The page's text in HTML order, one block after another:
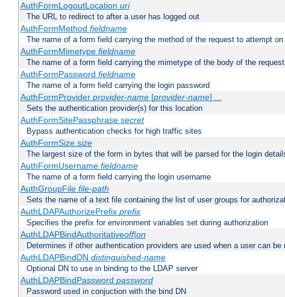
AuthFormLogoutLocation uri
The URL to redirect to after a user has logged out
AuthFormMethod fieldname
The name of a form field carrying the method of the request to attempt
AuthFormMimetype fieldname
The name of a form field carrying the mimetype of the body of the
AuthFormPassword fieldname
The name of a form field carrying the login password
AuthFormProvider provider-name[provider-name] ...
Sets the authentication provider(s) for this location
AuthFormSitePassphrase secret
Bypass authentication checks for high traffic sites
AuthFormSize size
The largest size of the form in bytes that will be parsed for the login
AuthFormUsername fieldname
The name of a form field carrying the login username
AuthGroupFile file-path
Sets the name of a text file containing the list of user groups for
AuthLDAPAuthorizePrefix prefix
Specifies the prefix for environment variables set during authorization
AuthLDAPBindAuthoritativeoff|on
Determines if other authentication providers are used when a user can
AuthLDAPBindDN distinguished-name
Optional DN to use in binding to the LDAP server
AuthLDAPBindPassword password
Password used in conjuction with the bind DN